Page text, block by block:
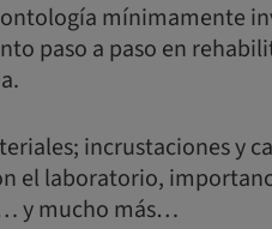
mínimamente
paso a paso en
incrustaciones y
el laboratorio,
y mucho más…